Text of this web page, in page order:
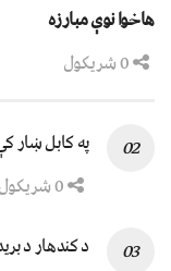
هاخوا نوې مبارزه
په کابل ښار
د کندهار د